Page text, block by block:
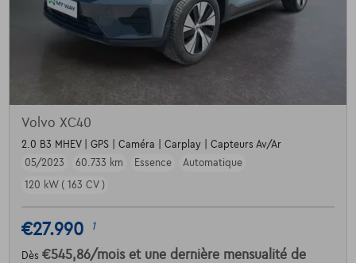
Volvo XC40
2.0 B3 MHEV | GPS | Caméra | Carplay | Capteurs Av/Ar
05/2023
60.733 km Essence
Automatique
120 kW ( 163 CV )
€27.990 1
Dès €545,86/mois et une dernière mensualité de